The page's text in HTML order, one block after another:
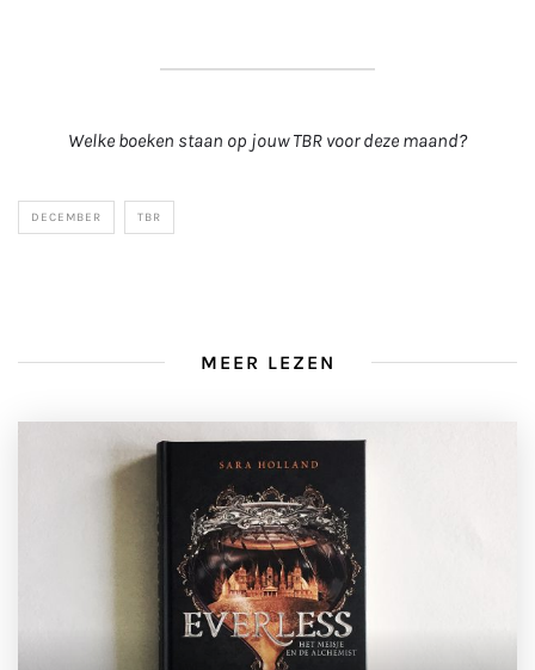
Welke boeken staan op jouw TBR voor deze maand?
DECEMBER TBR
MEER LEZEN